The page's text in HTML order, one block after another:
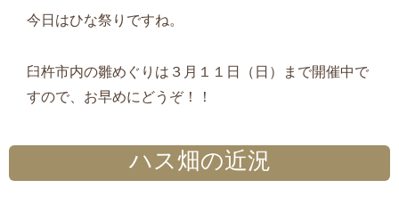
今日はひな祭りですね。
臼杵市内の雛めぐりは３月１１日（日）まで開催中で
すので、お早めにどうぞ！！
ハス畑の近況